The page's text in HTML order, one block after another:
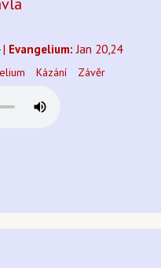
| Evangelium: Jan 20,24
Kázání Závěr